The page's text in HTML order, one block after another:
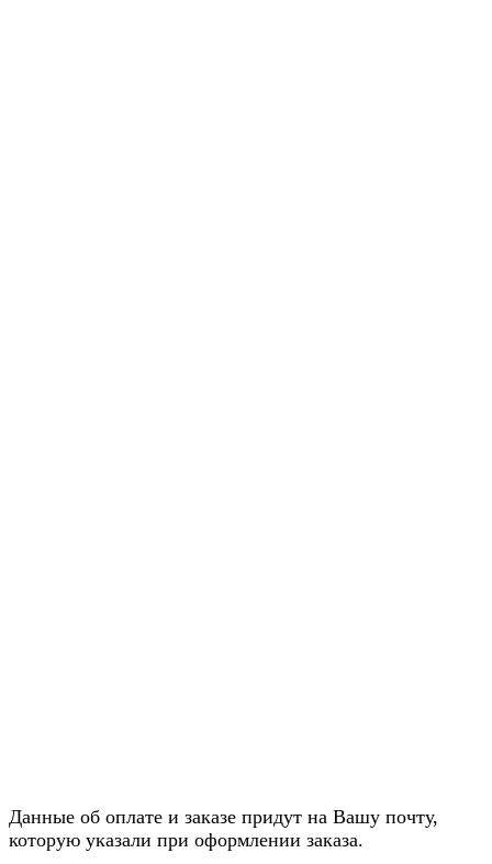
Данные об оплате и заказе придут на Вашу почту,
которую указали при оформлении заказа.